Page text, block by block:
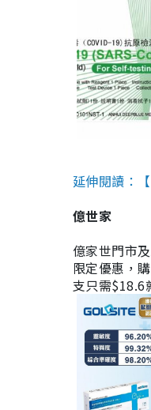
延伸閱讀：
億世家
億家世門市
限定優惠，
支只需$18.6